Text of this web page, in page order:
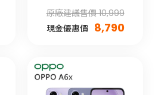
原廠建議售價 10,999
現金優惠價 8,790